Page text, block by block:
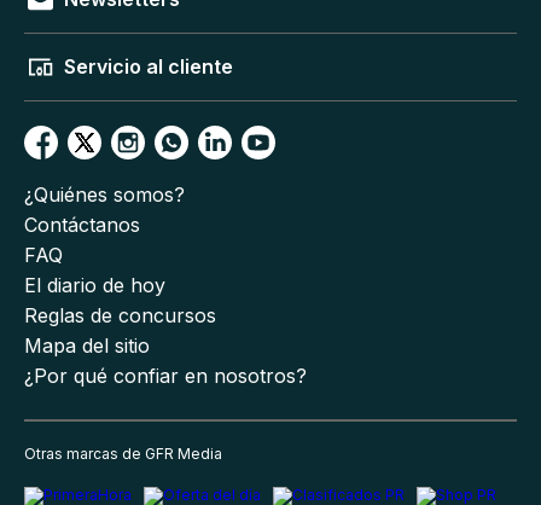
Servicio al cliente
¿Quiénes somos?
Contáctanos
FAQ
El diario de hoy
Reglas de concursos
Mapa del sitio
¿Por qué confiar en nosotros?
Otras marcas de GFR Media